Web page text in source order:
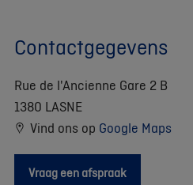
Contactgegevens
Rue de l'Ancienne Gare 2 B
1380 LASNE
Vind ons op Google Maps
Vraag een afspraak